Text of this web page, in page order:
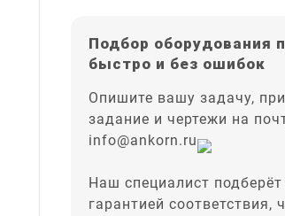
Подбор оборудования
быстро и без ошибок
Опишите вашу задачу,
задание и чертежи на
info@ankorn.ru
Наш специалист
гарантией соответствия,